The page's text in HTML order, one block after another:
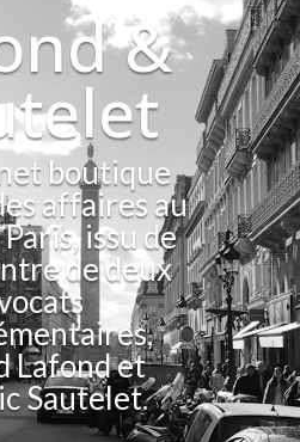
&
boutique
affaires au
issu de
de deux
Lafond et
Sautelet.